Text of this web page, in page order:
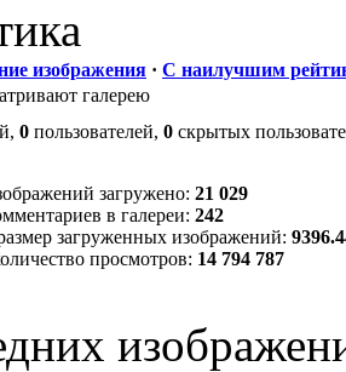
изображения · С наилучшим
галерею
0 пользователей, 0 скрытых
загружено: 21 029
в галереи: 242
загруженных изображений:
просмотров: 14 794 787